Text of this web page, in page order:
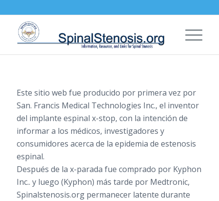
Este sitio web fue producido por primera vez por
San. Francis Medical Technologies Inc., el inventor
del implante espinal x-stop, con la intención de
informar a los médicos, investigadores y
consumidores acerca de la epidemia de estenosis
espinal.
Después de la x-parada fue comprado por Kyphon
Inc.. y luego (Kyphon) más tarde por Medtronic,
Spinalstenosis.org permanecer latente durante